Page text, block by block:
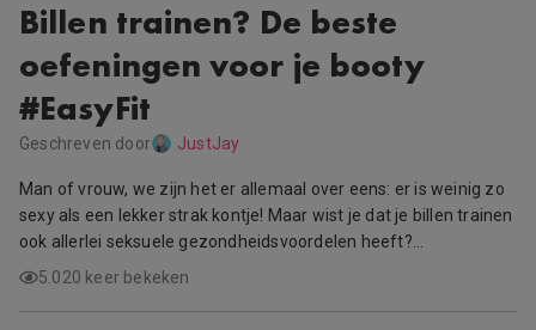
Billen trainen? De beste
oefeningen voor je booty
#EasyFit
Geschreven door JustJay
Man of vrouw, we zijn het er allemaal over eens: er is weinig zo
sexy als een lekker strak kontje! Maar wist je dat je billen trainen
ook allerlei seksuele gezondheidsvoordelen heeft?…
5.020 keer bekeken